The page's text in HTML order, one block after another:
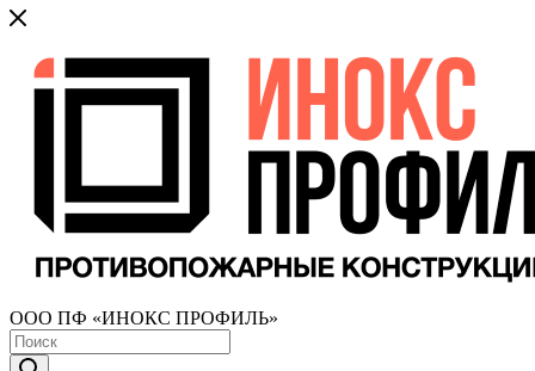
ООО ПФ «ИНОКС ПРОФИЛЬ»